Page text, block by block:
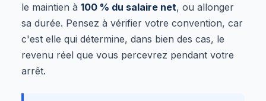
le maintien à 100 % du salaire net, ou allonger
sa durée. Pensez à vérifier votre convention, car
c'est elle qui détermine, dans bien des cas, le
revenu réel que vous percevrez pendant votre
arrêt.